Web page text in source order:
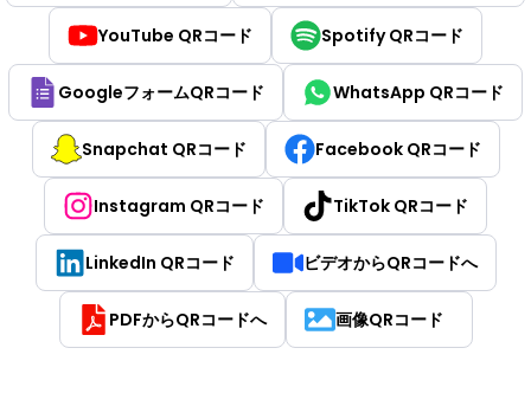
YouTube QRコード Spotify QRコード
GoogleフォームQRコード WhatsApp QRコード
Snapchat QRコード Facebook QRコード
Instagram QRコード TikTok QRコード
LinkedIn QRコード ビデオからQRコードへ
PDFからQRコードへ 画像QRコード